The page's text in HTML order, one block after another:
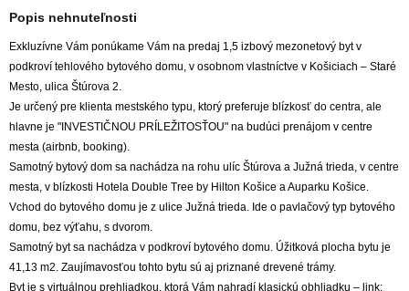
Popis nehnuteľnosti
Exkluzívne Vám ponúkame Vám na predaj 1,5 izbový mezonetový byt v
podkroví tehlového bytového domu, v osobnom vlastníctve v Košiciach – Staré
Mesto, ulica Štúrova 2.
Je určený pre klienta mestského typu, ktorý preferuje blízkosť do centra, ale
hlavne je "INVESTIČNOU PRÍLEŽITOSŤOU" na budúci prenájom v centre
mesta (airbnb, booking).
Samotný bytový dom sa nachádza na rohu ulíc Štúrova a Južná trieda, v centre
mesta, v blízkosti Hotela Double Tree by Hilton Košice a Auparku Košice.
Vchod do bytového domu je z ulice Južná trieda. Ide o pavlačový typ bytového
domu, bez výťahu, s dvorom.
Samotný byt sa nachádza v podkroví bytového domu. Úžitková plocha bytu je
41,13 m2. Zaujímavosťou tohto bytu sú aj priznané drevené trámy.
Byt je s virtuálnou prehliadkou, ktorá Vám nahradí klasickú obhliadku – link: